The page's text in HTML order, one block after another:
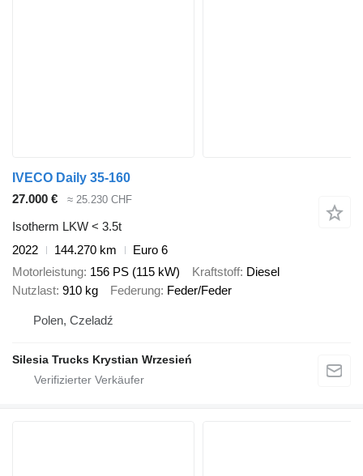
IVECO Daily 35-160
27.000 €
≈ 25.230 CHF
Isotherm LKW < 3.5t
2022
144.270 km
Euro 6
Motorleistung 156 PS (115 kW) Kraftstoff Diesel
Nutzlast 910 kg Federung Feder/Feder
Polen, Czeladź
Silesia Trucks Krystian Wrzesień